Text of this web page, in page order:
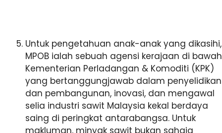
Untuk pengetahuan anak-anak yang dikasihi,
MPOB ialah sebuah agensi kerajaan di bawah
Kementerian Perladangan & Komoditi (KPK)
yang bertanggungjawab dalam penyelidikan
dan pembangunan, inovasi, dan mengawal
selia industri sawit Malaysia kekal berdaya
saing di peringkat antarabangsa. Untuk
makluman, minyak sawit bukan sahaja